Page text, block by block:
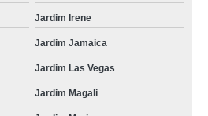
Jardim Irene
Jardim Jamaica
Jardim Las Vegas
Jardim Magali